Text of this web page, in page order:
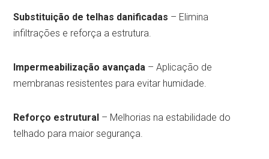
Substituição de telhas danificadas – Elimina
infiltrações e reforça a estrutura.
Impermeabilização avançada – Aplicação de
membranas resistentes para evitar humidade.
Reforço estrutural – Melhorias na estabilidade do
telhado para maior segurança.